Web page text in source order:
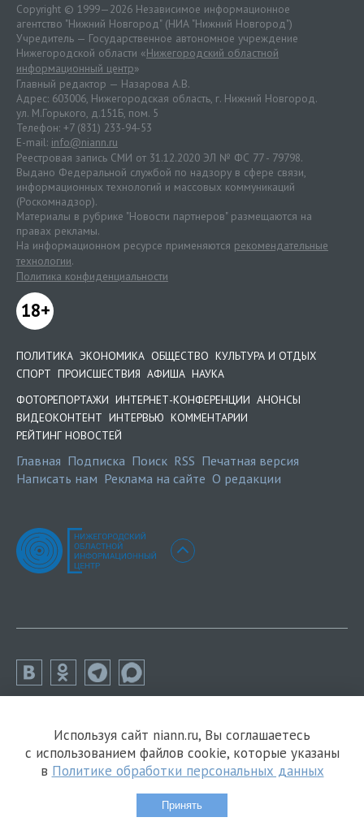
Copyright © 1999—2026 Независимое информационное
агентство "Нижний Новгород" (НИА "Нижний Новгород")
Учредитель — Государственное автономное учреждение
Нижегородской области «Нижегородский областной
информационный центр»
Главный редактор — Назарова А.В.
Адрес: 603006, Нижегородская область, г. Нижний Новгород.
ул. М.Горького, д.151Б, пом. 5
Телефон: +7 (831) 233-94-53
E-mail: info@niann.ru
Реестровая запись СМИ от 31.12.2020 ЭЛ № ФС 77 - 79798.
Выдано Федеральной службой по надзору в сфере связи,
информационных технологий и массовых коммуникаций
(Роскомнадзор).
Материалы в рубрике "Новости партнеров" размещаются на
правах рекламы.
На информационном ресурсе применяются рекомендательные
технологии.
Политика конфиденциальности
18+
ПОЛИТИКА ЭКОНОМИКА ОБЩЕСТВО КУЛЬТУРА И ОТДЫХ
СПОРТ ПРОИСШЕСТВИЯ АФИША НАУКА
ФОТОРЕПОРТАЖИ ИНТЕРНЕТ-КОНФЕРЕНЦИИ АНОНСЫ
ВИДЕОКОНТЕНТ ИНТЕРВЬЮ КОММЕНТАРИИ
РЕЙТИНГ НОВОСТЕЙ
Главная Подписка Поиск RSS Печатная версия
Написать нам Реклама на сайте О редакции
Используя сайт niann.ru, Вы соглашаетесь
с использованием файлов cookie, которые указаны
в Политике обработки персональных данных
Принять